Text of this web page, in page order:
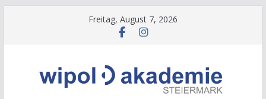
Freitag, August 7, 2026